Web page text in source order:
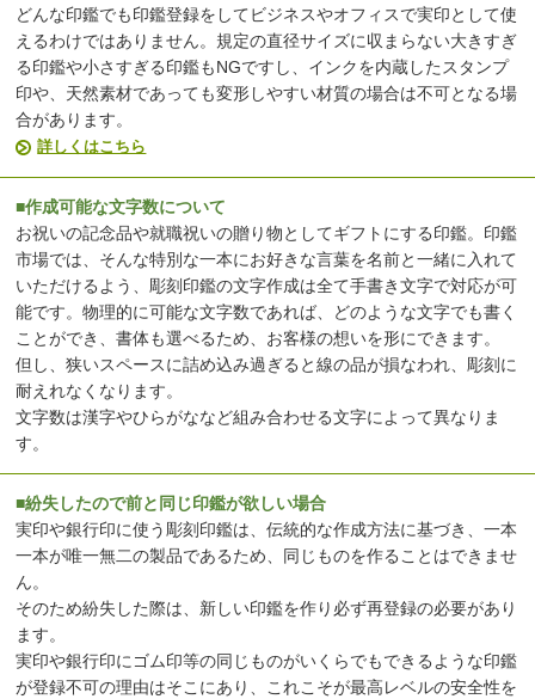
どんな印鑑でも印鑑登録をしてビジネスやオフィスで実印として使
えるわけではありません。規定の直径サイズに収まらない大きすぎ
る印鑑や小さすぎる印鑑もNGですし、インクを内蔵したスタンプ
印や、天然素材であっても変形しやすい材質の場合は不可となる場
合があります。
詳しくはこちら
■作成可能な文字数について
お祝いの記念品や就職祝いの贈り物としてギフトにする印鑑。印鑑
市場では、そんな特別な一本にお好きな言葉を名前と一緒に入れて
いただけるよう、彫刻印鑑の文字作成は全て手書き文字で対応が可
能です。物理的に可能な文字数であれば、どのような文字でも書く
ことができ、書体も選べるため、お客様の想いを形にできます。
但し、狭いスペースに詰め込み過ぎると線の品が損なわれ、彫刻に
耐えれなくなります。
文字数は漢字やひらがななど組み合わせる文字によって異なりま
す。
■紛失したので前と同じ印鑑が欲しい場合
実印や銀行印に使う彫刻印鑑は、伝統的な作成方法に基づき、一本
一本が唯一無二の製品であるため、同じものを作ることはできませ
ん。
そのため紛失した際は、新しい印鑑を作り必ず再登録の必要があり
ます。
実印や銀行印にゴム印等の同じものがいくらでもできるような印鑑
が登録不可の理由はそこにあり、これこそが最高レベルの安全性を